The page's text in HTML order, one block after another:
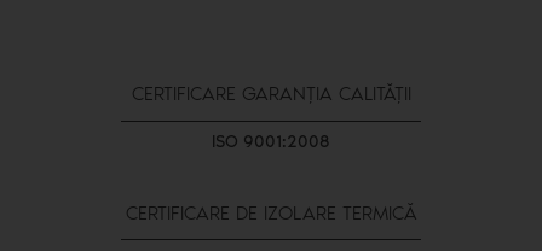
CERTIFICARE GARANȚIA CALITĂȚII
ISO 9001:2008
CERTIFICARE DE IZOLARE TERMICĂ